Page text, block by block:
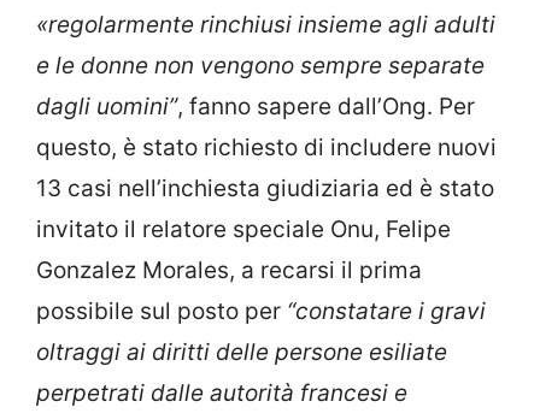
«regolarmente rinchiusi insieme agli adulti
e le donne non vengono sempre separate
dagli uomini”, fanno sapere dall’Ong. Per
questo, è stato richiesto di includere nuovi
13 casi nell’inchiesta giudiziaria ed è stato
invitato il relatore speciale Onu, Felipe
Gonzalez Morales, a recarsi il prima
possibile sul posto per “constatare i gravi
oltraggi ai diritti delle persone esiliate
perpetrati dalle autorità francesi e